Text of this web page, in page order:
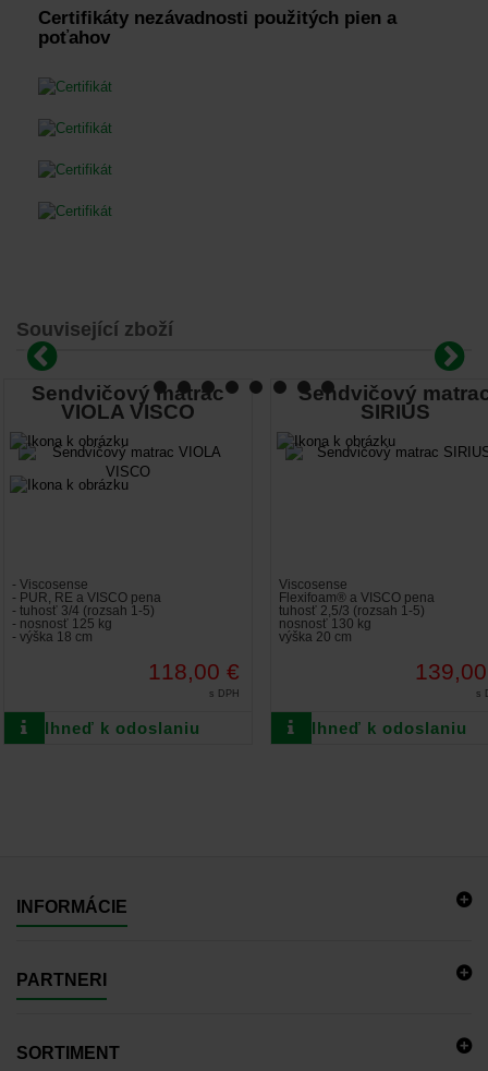
Certifikáty nezávadnosti použitých pien a
poťahov
Související zboží
Sendvičový matrac
VIOLA VISCO
- Viscosense
- PUR, RE a VISCO pena
- tuhosť 3/4 (rozsah 1-5)
- nosnosť 125 kg
- výška 18 cm
118,00 €
s DPH
Ihneď k odoslaniu
Sendvičový
SIRIUS
Viscosense
Flexifoam® a VISCO pena
tuhosť 2,5/3 (rozsah 1-5)
nosnosť 130 kg
výška 20 cm
s
Ihneď k odoslaniu
INFORMÁCIE
PARTNERI
SORTIMENT